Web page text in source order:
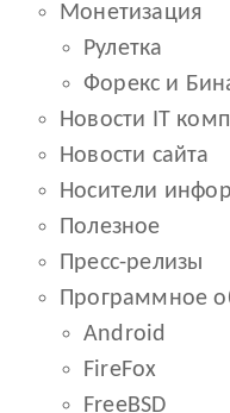
Монетизация
Рулетка
Форекс и
Новости IT
Новости сайта
Носители
Полезное
Пресс-релизы
Программное
Android
FireFox
FreeBSD